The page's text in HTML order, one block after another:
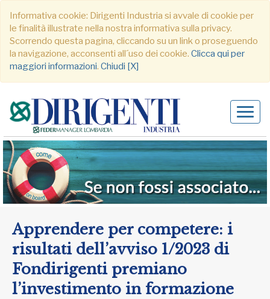
Informativa cookie: Dirigenti Industria si avvale di cookie per
le finalità illustrate nella nostra informativa sulla privacy.
Scorrendo questa pagina, cliccando su un link o proseguendo
la navigazione, acconsenti all´uso dei cookie. Clicca qui per
maggiori informazioni. Chiudi [X]
Apprendere per competere: i
risultati dell’avviso 1/2023 di
Fondirigenti premiano
l’investimento in formazione